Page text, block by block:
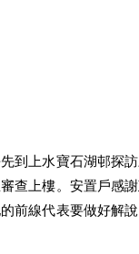
到上水寶石湖邨探
查上樓。安置戶感
前線代表要做好解